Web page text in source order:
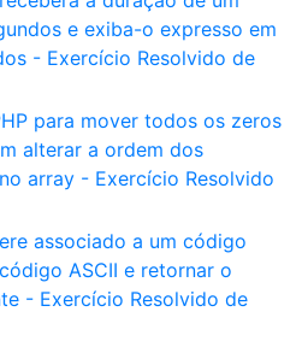
e exiba-o expresso em
- Exercício Resolvido de
para mover todos os zeros
alterar a ordem dos
array - Exercício Resolvido
associado a um código
ASCII e retornar o
- Exercício Resolvido de